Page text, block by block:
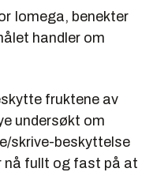
Iomega, benekter
handler om
fruktene av
undersøkt om
skrive-beskyttelse
nå fullt og fast på at